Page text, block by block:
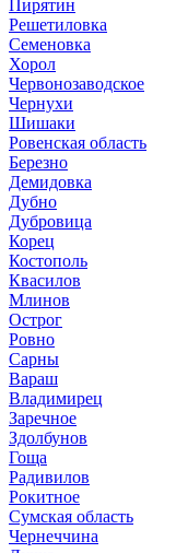
Пирятин
Решетиловка
Семеновка
Хорол
Червонозаводское
Чернухи
Шишаки
Ровенская область
Березно
Демидовка
Дубно
Дубровица
Корец
Костополь
Квасилов
Млинов
Острог
Ровно
Сарны
Вараш
Владимирец
Заречное
Здолбунов
Гоща
Радивилов
Рокитное
Сумская область
Чернеччина